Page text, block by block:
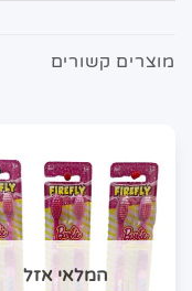
מוצרים קשורים
המלאי אזל